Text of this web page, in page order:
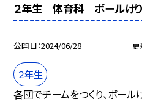
２年生 体育科 ボールけ
公開日 2024/06/28 更
２年生
各団でチームをつくり、ボール